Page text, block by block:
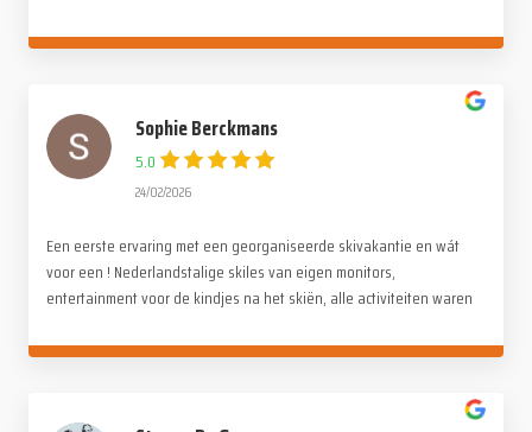
Sophie Berckmans
5.0
24/02/2026
Een eerste ervaring met een georganiseerde skivakantie en wát
voor een ! Nederlandstalige skiles van eigen monitors,
entertainment voor de kindjes na het skiën, alle activiteiten waren
genoten !